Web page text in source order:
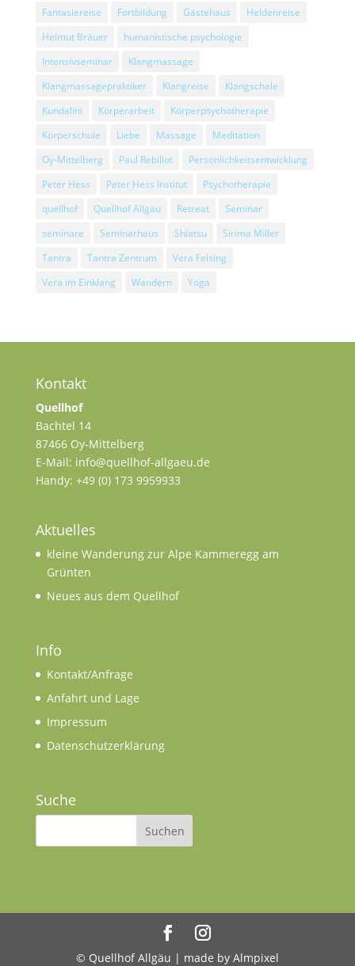
Fantasiereise
Fortbildung Gästehaus
Heldenreise
Helmut Bräuer
humanistische psychologie
Intensivseminar
Klangmassage
Klangmassagepraktiker
Klangreise
Klangschale
Kundalini
Körperarbeit
Körperpsychotherapie
Körperschule
Liebe Massage
Meditation
Oy-Mittelberg
Paul Rebillot
Persönlichkeitsentwicklung
Peter Hess
Peter Hess Institut
Psychotherapie
quellhof
Quellhof Allgäu Retreat
Seminar
seminare
Seminarhaus Shiatsu
Sirima Miller
Tantra
Tantra Zentrum
Vera Felsing
Vera im Einklang
Wandern Yoga
Kontakt
Quellhof
Bachtel 14
87466 Oy-Mittelberg
E-Mail: info@quellhof-allgaeu.de
Handy: +49 (0) 173 9959933
Aktuelles
kleine Wanderung zur Alpe Kammeregg am
Grünten
Neues aus dem Quellhof
Info
Kontakt/Anfrage
Anfahrt und Lage
Impressum
Datenschutzerklärung
Suche
© Quellhof Allgäu | made by Almpixel